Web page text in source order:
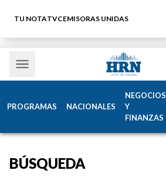
TU NOTATVCEMISORAS UNIDAS
PROGRAMAS NACIONALES
NEGOCIOS
Y
FINANZAS
BÚSQUEDA